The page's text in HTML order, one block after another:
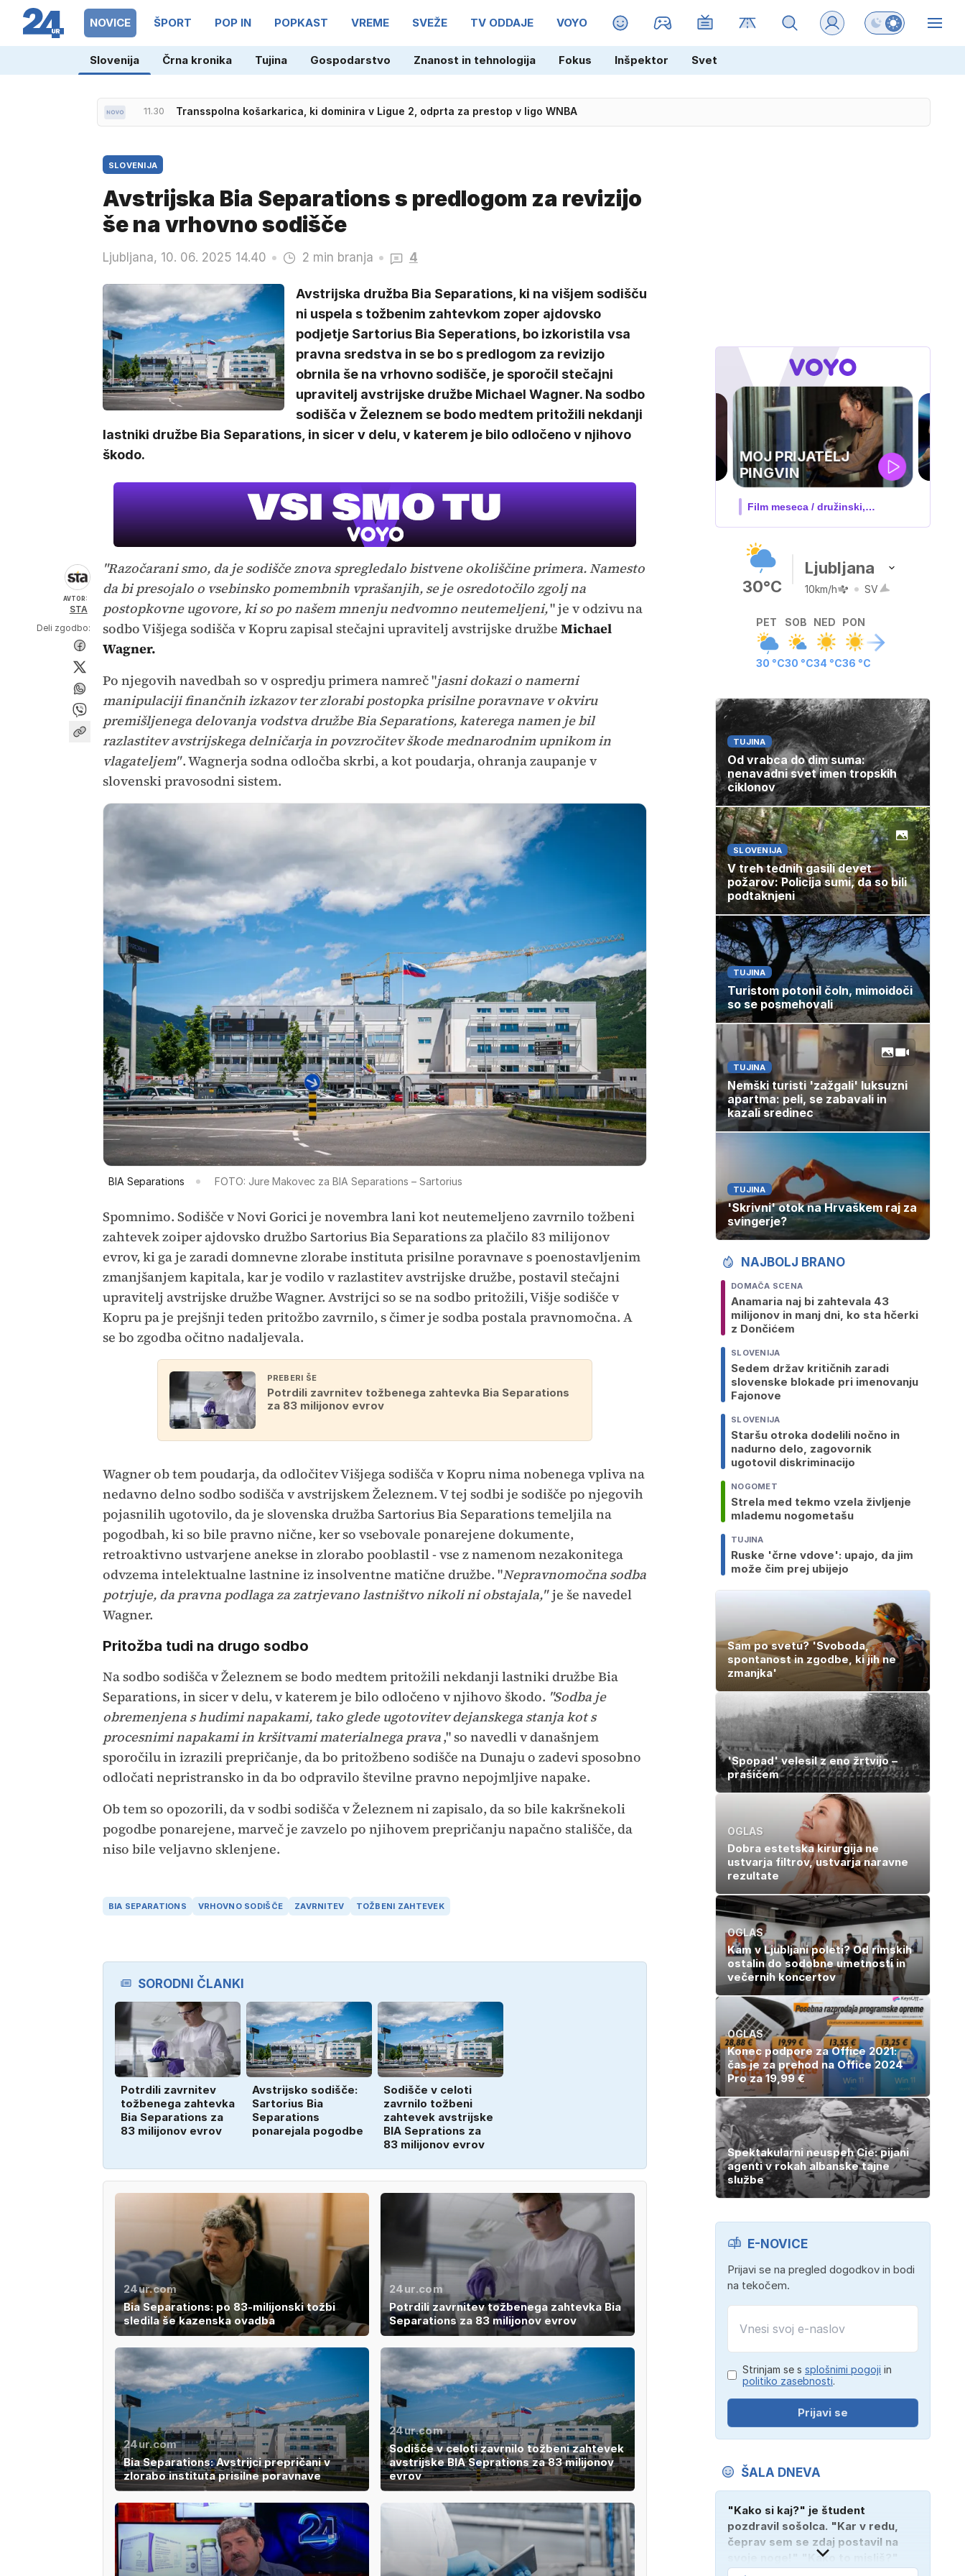
NOVICE ŠPORT POP IN POPKAST VREME SVEŽE TV ODDAJE VOYO MAGAZIN Preklopi barvni
Slovenija Črna kronika Tujina Gospodarstvo Znanost in tehnologija Fokus Inšpektor Svet
11.30 Transspolna košarkarica, ki dominira v Ligue 2, odprta za prestop v ligo WNBA
SLOVENIJA
Avstrijska Bia Separations s predlogom za revizijo
še na vrhovno sodišče
Ljubljana, 10. 06. 2025 14.40 2 min branja 4
Avstrijska družba Bia Separations, ki na višjem sodišču
ni uspela s tožbenim zahtevkom zoper ajdovsko
podjetje Sartorius Bia Seperations, bo izkoristila vsa
pravna sredstva in se bo s predlogom za revizijo
obrnila še na vrhovno sodišče, je sporočil stečajni
upravitelj avstrijske družbe Michael Wagner. Na sodbo
sodišča v Železnem se bodo medtem pritožili nekdanji
lastniki družbe Bia Separations, in sicer v delu, v katerem je bilo odločeno v njihovo
škodo.
AVTOR:
STA
Deli zgodbo:
"Razočarani smo, da je sodišče znova spregledalo bistvene okoliščine primera. Namesto
da bi presojalo o vsebinsko pomembnih vprašanjih, se je osredotočilo zgolj na
postopkovne ugovore, ki so po našem mnenju nedvomno neutemeljeni," je v odzivu na
sodbo Višjega sodišča v Kopru zapisal stečajni upravitelj avstrijske družbe Michael
Wagner.
Po njegovih navedbah so v ospredju primera namreč "jasni dokazi o namerni
manipulaciji finančnih izkazov ter zlorabi postopka prisilne poravnave v okviru
premišljenega delovanja vodstva družbe Bia Separations, katerega namen je bil
razlastitev avstrijskega delničarja in povzročitev škode mednarodnim upnikom in
vlagateljem". Wagnerja sodna odločba skrbi, a kot poudarja, ohranja zaupanje v
slovenski pravosodni sistem.
BIA Separations FOTO: Jure Makovec za BIA Separations – Sartorius
Spomnimo. Sodišče v Novi Gorici je novembra lani kot neutemeljeno zavrnilo tožbeni
zahtevek zoiper ajdovsko družbo Sartorius Bia Separations za plačilo 83 milijonov
evrov, ki ga je zaradi domnevne zlorabe instituta prisilne poravnave s poenostavljenim
zmanjšanjem kapitala, kar je vodilo v razlastitev avstrijske družbe, postavil stečajni
upravitelj avstrijske družbe Wagner. Avstrijci so se na sodbo pritožili, Višje sodišče v
Kopru pa je prejšnji teden pritožbo zavrnilo, s čimer je sodba postala pravnomočna. A
se bo zgodba očitno nadaljevala.
PREBERI ŠE
Potrdili zavrnitev tožbenega zahtevka Bia Separations
za 83 milijonov evrov
Wagner ob tem poudarja, da odločitev Višjega sodišča v Kopru nima nobenega vpliva na
nedavno delno sodbo sodišča v avstrijskem Železnem. V tej sodbi je sodišče po njegovih
pojasnilih ugotovilo, da je slovenska družba Sartorius Bia Separations temeljila na
pogodbah, ki so bile pravno nične, ker so vsebovale ponarejene dokumente,
retroaktivno ustvarjene anekse in zlorabo pooblastil - vse z namenom nezakonitega
odvzema intelektualne lastnine iz insolventne matične družbe. "Nepravnomočna sodba
potrjuje, da pravna podlaga za zatrjevano lastništvo nikoli ni obstajala,"je še navedel
Wagner.
Pritožba tudi na drugo sodbo
Na sodbo sodišča v Železnem se bodo medtem pritožili nekdanji lastniki družbe Bia
Separations, in sicer v delu, v katerem je bilo odločeno v njihovo škodo. "Sodba je
obremenjena s hudimi napakami, tako glede ugotovitev dejanskega stanja kot s
procesnimi napakami in kršitvami materialnega prava," so navedli v današnjem
sporočilu in izrazili prepričanje, da bo pritožbeno sodišče na Dunaju o zadevi sposobno
odločati nepristransko in da bo odpravilo številne pravno nepojmljive napake.
Ob tem so opozorili, da v sodbi sodišča v Železnem ni zapisalo, da so bile kakršnekoli
pogodbe ponarejene, marveč je zavzelo po njihovem prepričanju napačno stališče, da
niso bile veljavno sklenjene.
BIA SEPARATIONS VRHOVNO SODIŠČE ZAVRNITEV TOŽBENI ZAHTEVEK
SORODNI ČLANKI
Potrdili zavrnitev
tožbenega zahtevka
Bia Separations za
83 milijonov evrov
Avstrijsko sodišče:
Sartorius Bia
Separations
ponarejala pogodbe
Sodišče v celoti
zavrnilo tožbeni
zahtevek avstrijske
BIA Seprations za
83 milijonov evrov
24ur.com
Bia Separations: po 83-milijonski tožbi
sledila še kazenska ovadba
24ur.com
Potrdili zavrnitev tožbenega zahtevka Bia
Separations za 83 milijonov evrov
24ur.com
Bia Separations: Avstrijci prepričani v
zlorabo instituta prisilne poravnave
24ur.com
Sodišče v celoti zavrnilo tožbeni zahtevek
avstrijske BIA Seprations za 83 milijonov
evrov
UEFA
SUPERPOKAL
V živo na VOYO: sreda ob 20.30
30°C
Ljubljana
10km/h SV
PET
30 °C
SOB
30 °C
NED
34 °C
PON
36 °C
TUJINA
Od vrabca do dim suma:
nenavadni svet imen tropskih
ciklonov
SLOVENIJA
V treh tednih gasili devet
požarov: Policija sumi, da so bili
podtaknjeni
TUJINA
Turistom potonil čoln, mimoidoči
so se posmehovali
TUJINA
Nemški turisti 'zažgali' luksuzni
apartma: peli, se zabavali in
kazali sredinec
TUJINA
'Skrivni' otok na Hrvaškem raj za
svingerje?
NAJBOLJ BRANO
DOMAČA SCENA
Anamaria naj bi zahtevala 43
milijonov in manj dni, ko sta hčerki
z Dončićem
SLOVENIJA
Sedem držav kritičnih zaradi
slovenske blokade pri imenovanju
Fajonove
SLOVENIJA
Staršu otroka dodelili nočno in
nadurno delo, zagovornik
ugotovil diskriminacijo
NOGOMET
Strela med tekmo vzela življenje
mlademu nogometašu
TUJINA
Ruske 'črne vdove': upajo, da jim
može čim prej ubijejo
Sam po svetu? 'Svoboda,
spontanost in zgodbe, ki jih ne
zmanjka'
'Spopad' velesil z eno žrtvijo –
prašičem
OGLAS
Dobra estetska kirurgija ne
ustvarja filtrov, ustvarja naravne
rezultate
OGLAS
Kam v Ljubljani poleti? Od rimskih
ostalin do sodobne umetnosti in
večernih koncertov
OGLAS
Konec podpore za Office 2021:
čas je za prehod na Office 2024
Pro za 19,99 €
Spektakularni neuspeh Cie: pijani
agenti v rokah albanske tajne
službe
E-NOVICE
Prijavi se na pregled dogodkov in bodi
na tekočem.
Strinjam se s splošnimi pogoji in
politiko zasebnosti.
Prijavi se
ŠALA DNEVA
"Kako si kaj?" je študent
pozdravil sošolca. "Kar v redu,
čeprav sem se zdaj postavil na
svoje noge!" "Kako to misliš?"